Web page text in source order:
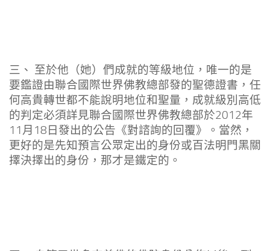
三、 至於他（她）們成就的等級地位，唯一的是
要鑑證由聯合國際世界佛教總部發的聖德證書，任
何高貴轉世都不能說明地位和聖量，成就級別高低
的判定必須詳見聯合國際世界佛教總部於2012年
11月18日發出的公告《對諮詢的回覆》。當然，
更好的是先知預言公眾定出的身份或百法明門黑關
擇決擇出的身份，那才是鐵定的。